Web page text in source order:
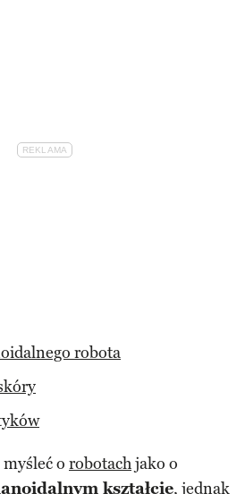
robota
o robotachjako o
kształcie, jednak